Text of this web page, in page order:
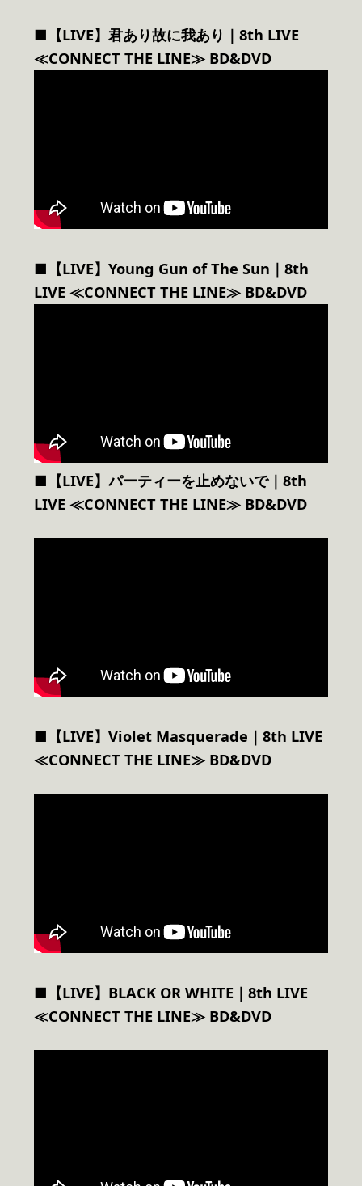
■【LIVE】君あり故に我あり｜8th LIVE
≪CONNECT THE LINE≫ BD&DVD
■【LIVE】Young Gun of The Sun｜8th
LIVE ≪CONNECT THE LINE≫ BD&DVD
■【LIVE】パーティーを止めないで｜8th
LIVE ≪CONNECT THE LINE≫ BD&DVD
■【LIVE】Violet Masquerade｜8th LIVE
≪CONNECT THE LINE≫ BD&DVD
■【LIVE】BLACK OR WHITE｜8th LIVE
≪CONNECT THE LINE≫ BD&DVD